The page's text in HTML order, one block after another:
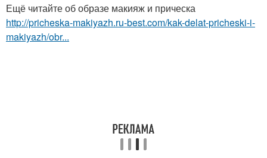
Ещё читайте об образе макияж и прическа
http://pricheska-makiyazh.ru-best.com/kak-delat-pricheski-i-
makiyazh/obr...